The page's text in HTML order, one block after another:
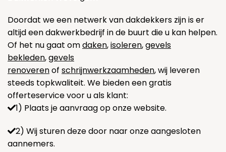
Doordat we een netwerk van dakdekkers zijn is er
altijd een dakwerkbedrijf in de buurt die u kan helpen.
Of het nu gaat omdaken,isoleren,gevels
bekleden,gevels
renoverenof schrijnwerkzaamheden, wij leveren
steeds topkwaliteit. We bieden een gratis
offerteservice voor u als klant:
1) Plaats je aanvraag op onze website.
2) Wij sturen deze door naar onze aangesloten
aannemers.